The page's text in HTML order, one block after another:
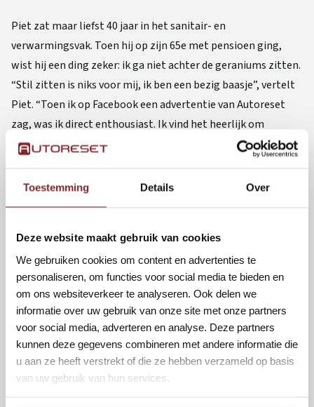
Toestemming Details Over
Deze website maakt gebruik van cookies
We gebruiken cookies om content en advertenties te
personaliseren, om functies voor social media te bieden en
om ons websiteverkeer te analyseren. Ook delen we
informatie over uw gebruik van onze site met onze partners
voor social media, adverteren en analyse. Deze partners
kunnen deze gegevens combineren met andere informatie die
u aan ze heeft verstrekt of die ze hebben verzameld op basis
van uw gebruik van hun services.
Piet zat maar liefst 40 jaar in het sanitair- en
verwarmingsvak. Toen hij op zijn 65e met pensioen ging,
wist hij een ding zeker: ik ga niet achter de geraniums zitten.
“Stil zitten is niks voor mij, ik ben een bezig baasje”, vertelt
Piet. “Toen ik op Facebook een advertentie van Autoreset
zag, was ik direct enthousiast. Ik vind het heerlijk om
onderweg te zijn en met deze baan heb je de vrijheid om het
dagen je wilt werken.”
Splinternieuwe Tesla
Geen dag is voor hem hetzelfde. “Ik lever leaseauto’s af bij de
klant of de garage. De ene keer is dat een splinternieuwe
Tesla en de andere keer een oude Peugeot 108. Daarnaast
kom je steeds weer op nieuwe plekken. Van Limburg tot
Friesland: ik leer Nederland weer helemaal opnieuw kennen.
Er zijn zoveel mooie dorpjes waarvan ik het bestaan niet
wist.”
Openbaar vervoer